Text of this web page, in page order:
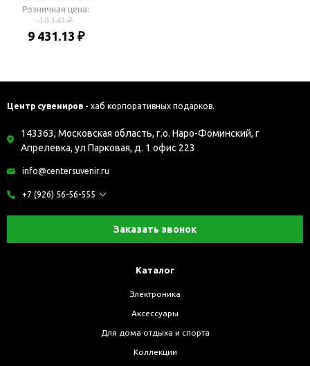
блокнотом А4,
ручка шариковая,
брелок
Розничная цена:
10 141 ₽
9 431.13 ₽
Центр сувениров - хаб корпоративных подарков.
143363, Московская область, г.о. Наро-Фоминский, г
Апрелевка, ул Парковая, д. 1 офис 223
info@centersuvenir.ru
+7 (926) 56-56-555
Заказать звонок
Каталог
Электроника
Аксессуары
Для дома отдыха и спорта
Коллекции